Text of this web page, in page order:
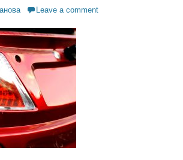
Leave a comment